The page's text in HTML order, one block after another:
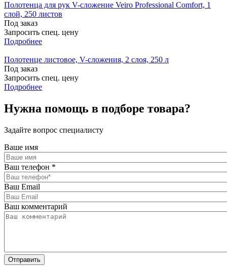
Полотенца для рук V-сложение Veiro Professional Comfort, 1
слой, 250 листов
Под заказ
Запросить спец. цену
Подробнее
Полотенце листовое, V-сложения, 2 слоя, 250 л
Под заказ
Запросить спец. цену
Подробнее
Нужна помощь в подборе товара?
Задайте вопрос специалисту
Ваше имя
Ваш телефон *
Ваш Email
Ваш комментарий